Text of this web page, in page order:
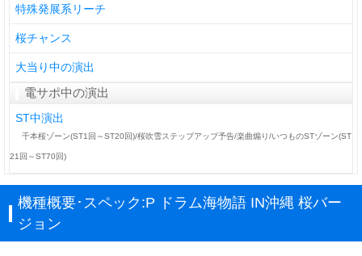
特殊発展系リーチ
桜チャンス
大当り中の演出
電サポ中の演出
ST中演出
千本桜ゾーン(ST1回～ST20回)/桜吹雪ステップアップ予告/楽曲煽り/いつものSTゾーン(ST
21回～ST70回)
機種概要･スペック:P ドラム海物語 IN沖縄 桜バー
ジョン